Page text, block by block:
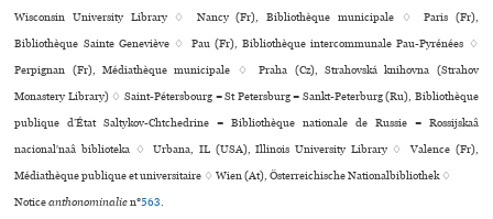
Wisconsin University Library ♢ Nancy (Fr), Bibliothèque muni­ci­pale ♢ Paris (Fr),
Bibliothèque Sainte Geneviève ♢ Pau (Fr), Bibliothèque inter­com­mu­nale Pau-Pyrénées ♢
Perpignan (Fr), Médiathèque muni­ci­pale ♢ Praha (Cz), Strahovská kni­hovna (Strahov
Monastery Library) ♢ Saint-Pétersbourg = St Petersburg = Sankt-Peterburg (Ru), Bibliothèque
publique d’État Saltykov-Chtchedrine = Bibliothèque nationale de Russie = Rossijskaâ
nacionalʹnaâ biblioteka ♢ Urbana, IL (USA), Illinois University Library ♢ Valence (Fr),
Médiathèque publi­que et uni­ver­si­taire ♢ Wien (At), Österreichische Nationalbibliothek ♢
Noticeanthonominalien°563.